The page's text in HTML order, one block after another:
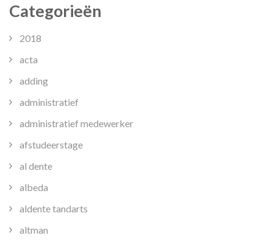
Categorieën
2018
acta
adding
administratief
administratief medewerker
afstudeerstage
al dente
albeda
aldente tandarts
altman